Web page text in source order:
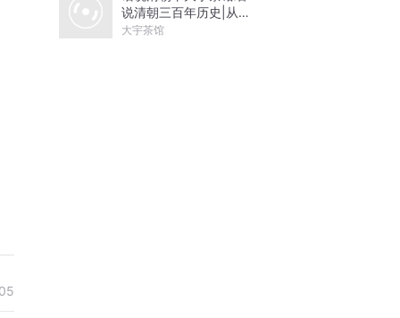
说清朝三百年历史|从努
尔哈赤到末代皇帝溥仪|
大宇茶馆